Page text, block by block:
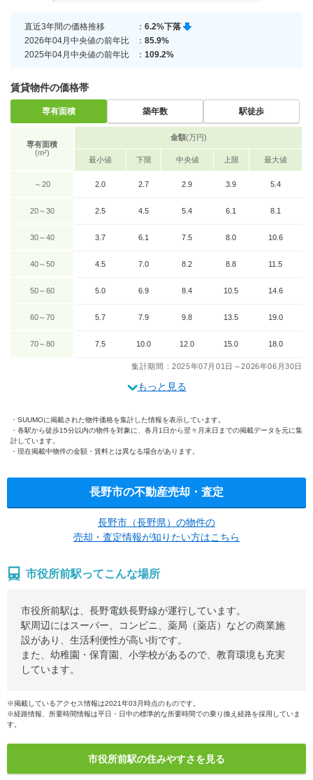
直近3年間の価格推移 ： 6.2%下落
2026年04月中央値の前年比
： 85.9%
2025年04月中央値の前年比
： 109.2%
賃貸物件の価格帯
専有面積 築年数 駅徒歩
専有面積
(m²)
金額(万円)
最小値 下限 中央値 上限 最大値
～20 2.0 2.7 2.9 3.9 5.4
20～30 2.5 4.5 5.4 6.1 8.1
30～40 3.7 6.1 7.5 8.0 10.6
40～50 4.5 7.0 8.2 8.8 11.5
50～60 5.0 6.9 8.4 10.5 14.6
60～70 5.7 7.9 9.8 13.5 19.0
70～80 7.5 10.0 12.0 15.0 18.0
集計期間：2025年07月01日～2026年06月30日
もっと見る
SUUMOに掲載された物件価格を集計した情報を表示しています。
各駅から徒歩15分以内の物件を対象に、各月1日から翌々月末日までの掲載データを元に集
計しています。
現在掲載中物件の金額・賃料とは異なる場合があります。
長野市の不動産売却・査定
長野市（長野県）の物件の
売却・査定情報が知りたい方はこちら
市役所前駅ってこんな場所
市役所前駅は、長野電鉄長野線が運行しています。
駅周辺にはスーパー、コンビニ、薬局（薬店）などの商業施
設があり、生活利便性が高い街です。
また、幼稚園・保育園、小学校があるので、教育環境も充実
しています。
※掲載しているアクセス情報は2021年03月時点のものです。
※経路情報、所要時間情報は平日・日中の標準的な所要時間での乗り換え経路を採用していま
す。
市役所前駅の住みやすさを見る